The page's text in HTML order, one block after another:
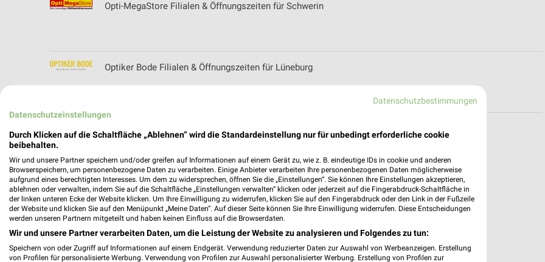
Opti-MegaStore Filialen & Öffnungszeiten für Schwerin
Optiker Bode Filialen & Öffnungszeiten für Lüneburg
Opti Wohnwelt Filialen & Öffnungszeiten für Adendorf
Datenschutzbestimmungen
Datenschutzeinstellungen
Durch Klicken auf die Schaltfläche „Ablehnen“ wird die Standardeinstellung nur für unbedingt erforderliche cookie
beibehalten.
Wir und unsere Partner speichern und/oder greifen auf Informationen auf einem Gerät zu, wie z. B. eindeutige IDs in cookie und anderen
Browserspeichern, um personenbezogene Daten zu verarbeiten. Einige Anbieter verarbeiten Ihre personenbezogenen Daten möglicherweise
aufgrund eines berechtigten Interesses. Um dem zu widersprechen, öffnen Sie die „Einstellungen“. Sie können Ihre Einstellungen akzeptieren,
ablehnen oder verwalten, indem Sie auf die Schaltfläche „Einstellungen verwalten“ klicken oder jederzeit auf die Fingerabdruck-Schaltfläche in
der linken unteren Ecke der Website klicken. Um Ihre Einwilligung zu widerrufen, klicken Sie auf den Fingerabdruck oder den Link in der Fußzeile
der Website und klicken Sie auf den Menüpunkt „Meine Daten“. Auf dieser Seite können Sie Ihre Einwilligung widerrufen. Diese Entscheidungen
werden unseren Partnern mitgeteilt und haben keinen Einfluss auf die Browserdaten.
Wir und unsere Partner verarbeiten Daten, um die Leistung der Website zu analysieren und Folgendes zu tun:
Speichern von oder Zugriff auf Informationen auf einem Endgerät. Verwendung reduzierter Daten zur Auswahl von Werbeanzeigen. Erstellung
von Profilen für personalisierte Werbung. Verwendung von Profilen zur Auswahl personalisierter Werbung. Erstellung von Profilen zur